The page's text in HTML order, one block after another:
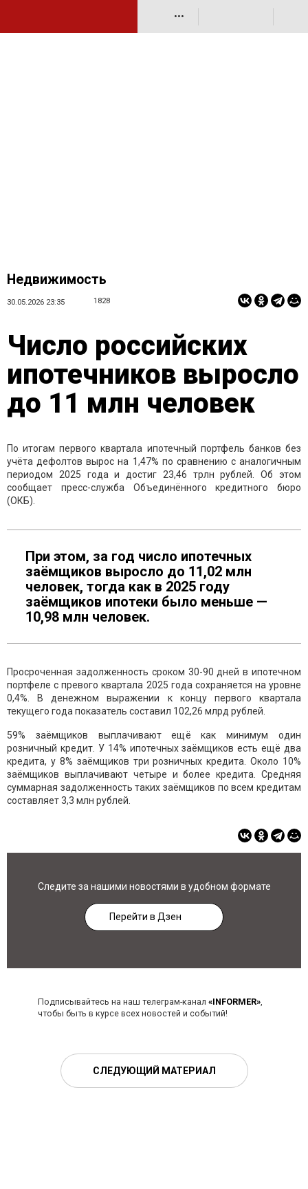
•••
Недвижимость
30.05.2026 23:35 1828
Число российских
ипотечников выросло
до 11 млн человек
По итогам первого квартала ипотечный портфель банков без
учёта дефолтов вырос на 1,47% по сравнению с аналогичным
периодом 2025 года и достиг 23,46 трлн рублей. Об этом
сообщает пресс-служба Объединённого кредитного бюро
(ОКБ).
При этом, за год число ипотечных
заёмщиков выросло до 11,02 млн
человек, тогда как в 2025 году
заёмщиков ипотеки было меньше —
10,98 млн человек.
Просроченная задолженность сроком 30-90 дней в ипотечном
портфеле с превого квартала 2025 года сохраняется на уровне
0,4%. В денежном выражении к концу первого квартала
текущего года показатель составил 102,26 млрд рублей.
59% заёмщиков выплачивают ещё как минимум один
розничный кредит. У 14% ипотечных заёмщиков есть ещё два
кредита, у 8% заёмщиков три розничных кредита. Около 10%
заёмщиков выплачивают четыре и более кредита. Средняя
суммарная задолженность таких заёмщиков по всем кредитам
составляет 3,3 млн рублей.
Следите за нашими новостями в удобном формате
Перейти в Дзен
Подписывайтесь на наш телеграм-канал «INFORMER»,
чтобы быть в курсе всех новостей и событий!
СЛЕДУЮЩИЙ МАТЕРИАЛ